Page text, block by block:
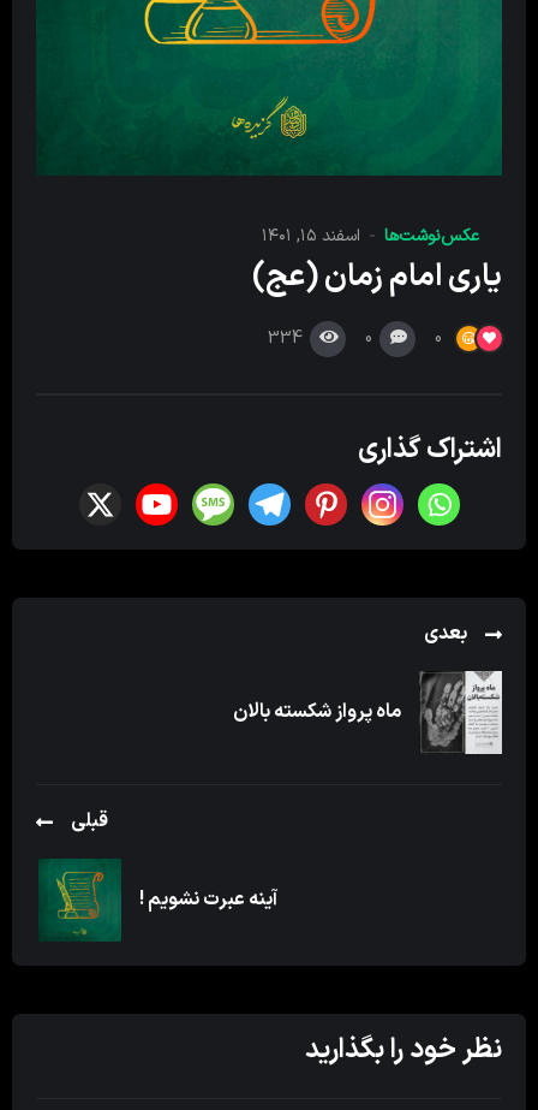
عکس‌نوشت‌ها اسفند ۱۵, ۱۴۰۱
یاری امام زمان (عج)
0
0
334
اشتراک گذاری
بعدی
ماه پرواز شکسته بالان
قبلی
آینه عبرت نشویم !
نظر خود را بگذارید